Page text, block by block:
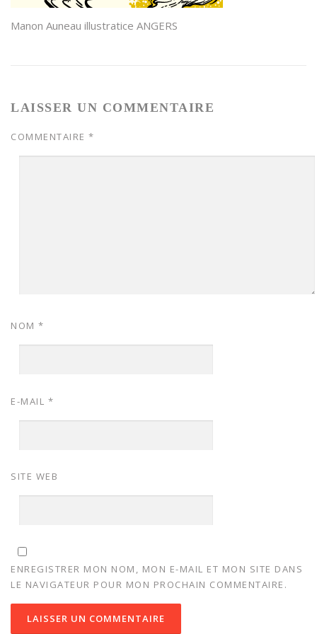
Manon Auneau illustratice ANGERS
LAISSER UN COMMENTAIRE
COMMENTAIRE *
NOM *
E-MAIL *
SITE WEB
ENREGISTRER MON NOM, MON E-MAIL ET MON SITE DANS
LE NAVIGATEUR POUR MON PROCHAIN COMMENTAIRE.